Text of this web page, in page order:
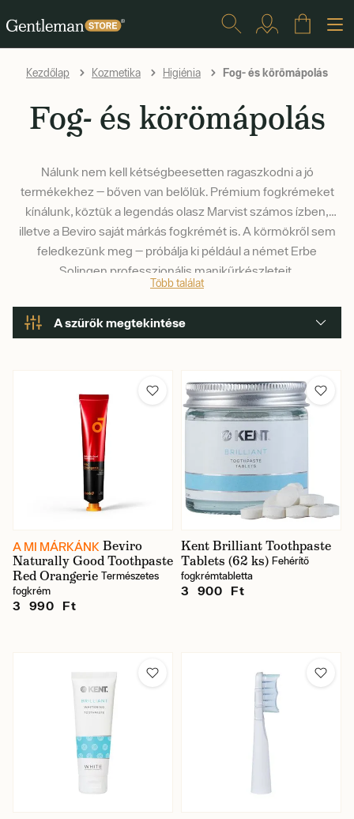
Kezdőlap Kozmetika Higiénia Fog- és körömápolás
Fog- és körömápolás
Nálunk nem kell kétségbeesetten ragaszkodni a jó
termékekhez — bőven van belőlük. Prémium fogkrémeket
kínálunk, köztük a legendás olasz Marvist számos ízben,
illetve a Beviro saját márkás fogkrémét is. A körmökről sem
feledkezünk meg — próbálja ki például a német Erbe
Solingen professzionális manikűrkészleteit.
Több találat
A szűrők megtekintése
Osztályozás
Ár
A MI MÁRKÁNK Beviro
Naturally Good Toothpaste
Red Orangerie Természetes
fogkrém
3 990 Ft
Kent Brilliant Toothpaste
Tablets (62 ks) Fehérítő
fogkrémtabletta
3 900 Ft